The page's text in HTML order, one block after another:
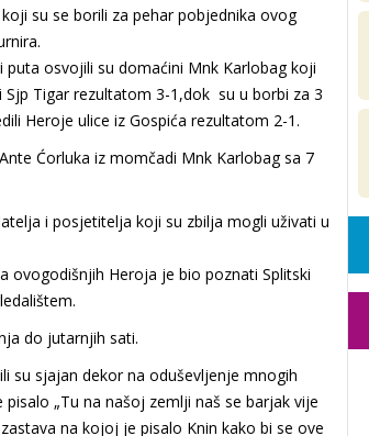
su se borili za pehar pobjednika ovog
osvojili su domaćini Mnk Karlobag koji
Sjp Tigar rezultatom 3-1,dok su u borbi za 3
Heroje ulice iz Gospića rezultatom 2-1.
Ćorluka iz momčadi Mnk Karlobag sa 7
i posjetitelja koji su zbilja mogli uživati u
ovogodišnjih Heroja je bio poznati Splitski
do jutarnjih sati.
su sjajan dekor na oduševljenje mnogih
„Tu na našoj zemlji naš se barjak vije
na kojoj je pisalo Knin kako bi se ove